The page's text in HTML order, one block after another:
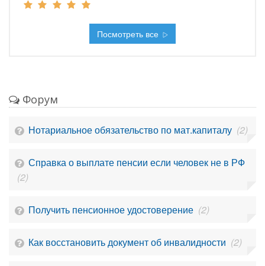
Посмотреть все
Форум
Нотариальное обязательство по мат.капиталу (2)
Справка о выплате пенсии если человек не в РФ
(2)
Получить пенсионное удостоверение (2)
Как восстановить документ об инвалидности (2)